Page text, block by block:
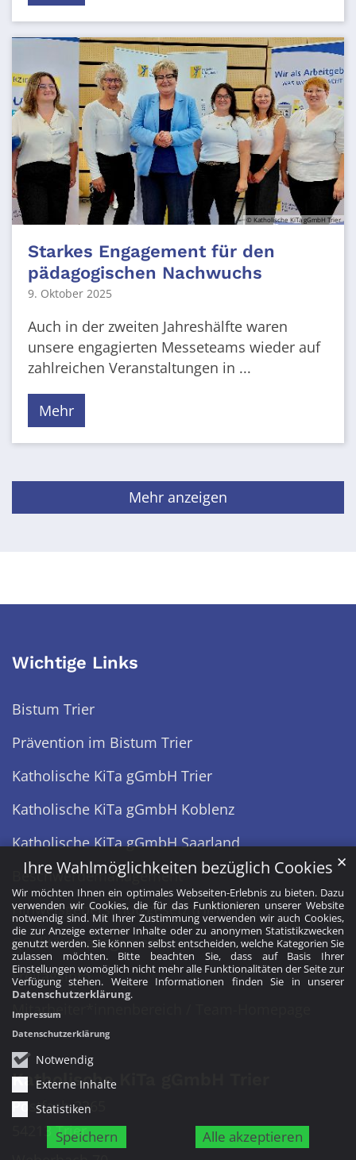
Ihre Wahlmöglichkeiten bezüglich Cookies
Wir möchten Ihnen ein optimales Webseiten-Erlebnis zu bieten. Dazu
verwenden wir Cookies, die für das Funktionieren unserer Website
notwendig sind. Mit Ihrer Zustimmung verwenden wir auch Cookies,
die zur Anzeige externer Inhalte oder zu anonymen Statistikzwecken
genutzt werden. Sie können selbst entscheiden, welche Kategorien Sie
zulassen möchten. Bitte beachten Sie, dass auf Basis Ihrer
Einstellungen womöglich nicht mehr alle Funktionalitäten der Seite zur
Verfügung stehen. Weitere Informationen finden Sie in unserer
Datenschutzerklärung.
Notwendig
Externe Inhalte
Statistiken
Speichern Alle akzeptieren
✕
Impressum
Datenschutzerklärung
© Katholische KiTa gGmbH Trier
Starkes Engagement für den
pädagogischen Nachwuchs
9. Oktober 2025
Auch in der zweiten Jahreshälfte waren
unsere engagierten Messeteams wieder auf
zahlreichen Veranstaltungen in ...
Mehr
Mehr anzeigen
Wichtige Links
Bistum Trier
Prävention im Bistum Trier
Katholische KiTa gGmbH Trier
Katholische KiTa gGmbH Koblenz
Katholische KiTa gGmbH Saarland
Beschwerdemanagement
Hinweisgeberschutzgesetz (HinSchG)
Qualitätsmanagement
Freitagsinfo
Mitarbeiter*innenbereich / Team-Homepage
Katholische KiTa gGmbH Trier
Postfach 2365
54213 Trier